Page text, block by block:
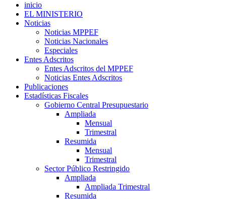
inicio
EL MINISTERIO
Noticias
Noticias MPPEF
Noticias Nacionales
Especiales
Entes Adscritos
Entes Adscritos del MPPEF
Noticias Entes Adscritos
Publicaciones
Estadísticas Fiscales
Gobierno Central Presupuestario
Ampliada
Mensual
Trimestral
Resumida
Mensual
Trimestral
Sector Público Restringido
Ampliada
Ampliada Trimestral
Resumida